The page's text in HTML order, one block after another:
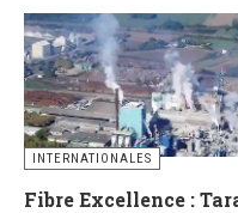
INTERNATIONALES
Fibre Excellence :